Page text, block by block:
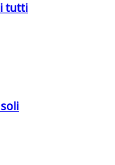
tutti